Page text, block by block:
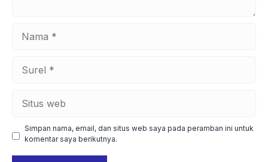
Simpan nama, email, dan situs web saya pada peramban ini untuk
komentar saya berikutnya.